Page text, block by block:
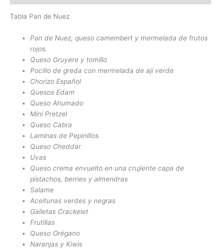
Tabla Pan de Nuez
Pan de Nuez, queso camembert y mermelada de frutos
rojos.
Queso Gruyere y tomillo
Pocillo de greda con mermelada de ají verde
Chorizo Español
Quesos Edam
Queso Ahumado
Mini Pretzel
Queso Cabra
Laminas de Pepinillos
Queso Cheddar
Uvas
Queso crema envuelto en una crujiente capa de
pistachos, berries y almendras
Salame
Aceitunas verdes y negras
Galletas Crackelet
Frutillas
Queso Orégano
Naranjas y Kiwis